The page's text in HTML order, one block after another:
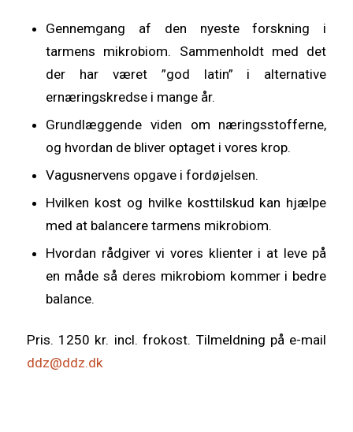
Gennemgang af den nyeste forskning i
tarmens mikrobiom. Sammenholdt med det
der har været ”god latin” i alternative
ernæringskredse i mange år.
Grundlæggende viden om næringsstofferne,
og hvordan de bliver optaget i vores krop.
Vagusnervens opgave i fordøjelsen.
Hvilken kost og hvilke kosttilskud kan hjælpe
med at balancere tarmens mikrobiom.
Hvordan rådgiver vi vores klienter i at leve på
en måde så deres mikrobiom kommer i bedre
balance.
Pris. 1250 kr. incl. frokost. Tilmeldning på e-mail
ddz@ddz.dk